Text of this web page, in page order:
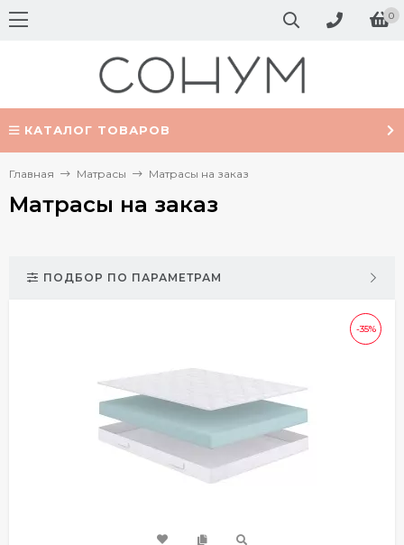
0
КАТАЛОГ ТОВАРОВ
Главная Матрасы Матрасы на заказ
Матрасы на заказ
ПОДБОР ПО ПАРАМЕТРАМ
-35%